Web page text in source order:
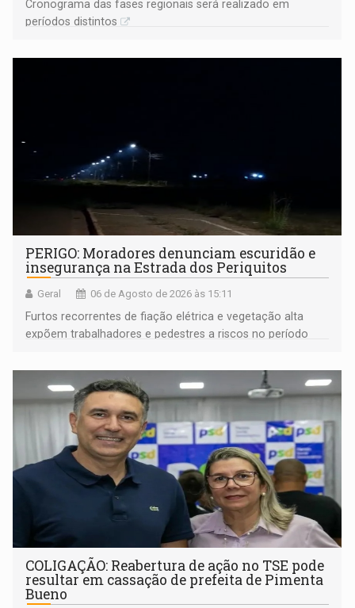
Cronograma das fases regionais será realizado em
períodos distintos
PERIGO: Moradores denunciam escuridão e
insegurança na Estrada dos Periquitos
Geral 06 de Agosto de 2026 às 15:11
Furtos recorrentes de fiação elétrica e vegetação alta
expõem trabalhadores e pedestres a riscos no período
COLIGAÇÃO: Reabertura de ação no TSE pode
resultar em cassação de prefeita de Pimenta
Bueno